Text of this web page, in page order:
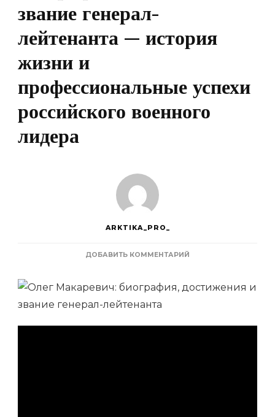
звание генерал-
лейтенанта — история
жизни и
профессиональные успехи
российского военного
лидера
ARKTIKA_PRO_
ДОБАВИТЬ КОММЕНТАРИЙ
МАКАРЕВИЧ